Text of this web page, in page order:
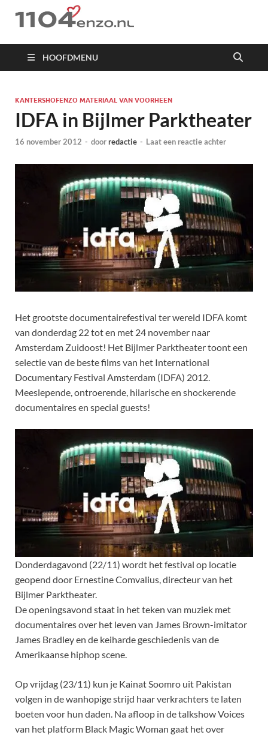
1104 en zo
HOOFDMENU
KANTERSHOFENZO MATERIAAL VAN VOORHEEN
IDFA in Bijlmer Parktheater
16 november 2012 - doorredactie - Laat een reactie achter
Het grootste documentairefestival ter wereld IDFA komt
van donderdag 22 tot en met 24 november naar
Amsterdam Zuidoost! Het Bijlmer Parktheater toont een
selectie van de beste films van het International
Documentary Festival Amsterdam (IDFA) 2012.
Meeslepende, ontroerende, hilarische en shockerende
documentaires en special guests!
Donderdagavond (22/11) wordt het festival op locatie
geopend door Ernestine Comvalius, directeur van het
Bijlmer Parktheater.
De openingsavond staat in het teken van muziek met
documentaires over het leven van James Brown-imitator
James Bradley en de keiharde geschiedenis van de
Amerikaanse hiphop scene.
Op vrijdag (23/11) kun je Kainat Soomro uit Pakistan
volgen in de wanhopige strijd haar verkrachters te laten
boeten voor hun daden. Na afloop in de talkshow Voices
van het platform Black Magic Woman gaat het over